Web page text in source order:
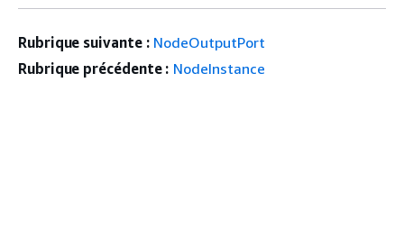
Rubrique suivante : NodeOutputPort
Rubrique précédente : NodeInstance